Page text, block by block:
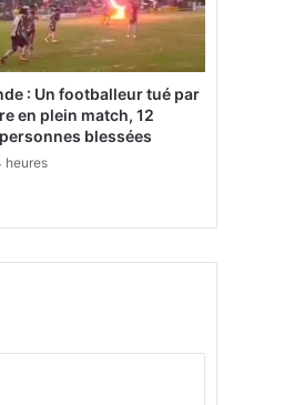
: Un footballeur tué par
en plein match, 12
blessées
heures